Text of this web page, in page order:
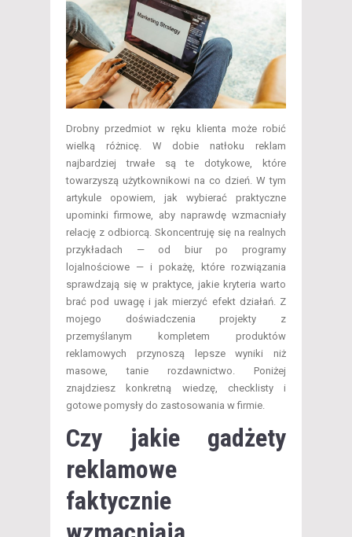
Drobny przedmiot w ręku klienta może robić
wielką różnicę. W dobie natłoku reklam
najbardziej trwałe są te dotykowe, które
towarzyszą użytkownikowi na co dzień. W tym
artykule opowiem, jak wybierać praktyczne
upominki firmowe, aby naprawdę wzmacniały
relację z odbiorcą. Skoncentruję się na realnych
przykładach — od biur po programy
lojalnościowe — i pokażę, które rozwiązania
sprawdzają się w praktyce, jakie kryteria warto
brać pod uwagę i jak mierzyć efekt działań. Z
mojego doświadczenia projekty z
przemyślanym kompletem produktów
reklamowych przynoszą lepsze wyniki niż
masowe, tanie rozdawnictwo. Poniżej
znajdziesz konkretną wiedzę, checklisty i
gotowe pomysły do zastosowania w firmie.
Czy jakie gadżety
reklamowe
faktycznie